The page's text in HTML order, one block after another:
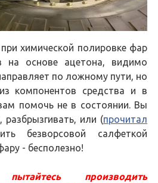
химической полировке фар
на основе ацетона, видимо
по ложному пути, но
компонентов средства и в
помочь не в состоянии. Вы
разбрызгивать, или (прочитал
безворсовой салфеткой
- бесполезно!
производить